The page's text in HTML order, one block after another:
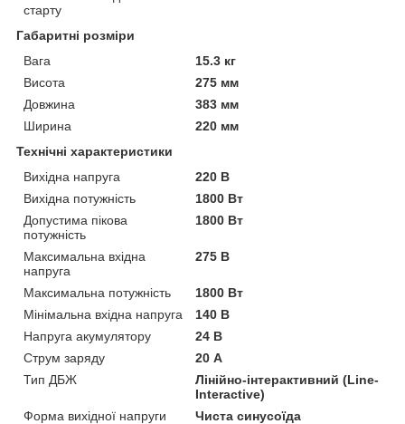
старту
Габаритні розміри
Вага
15.3 кг
Висота
275 мм
Довжина
383 мм
Ширина
220 мм
Технічні характеристики
Вихідна напруга
220 В
Вихідна потужність
1800 Вт
Допустима пікова
потужність
1800 Вт
Максимальна вхідна
напруга
275 В
Максимальна потужність
1800 Вт
Мінімальна вхідна напруга
140 В
Напруга акумулятору
24 В
Струм заряду
20 А
Тип ДБЖ
Лінійно-інтерактивний (Line-
Interactive)
Форма вихідної напруги
Чиста синусоїда